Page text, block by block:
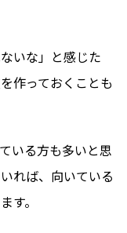
いな」と感じた
作っておくことも
いる方も多いと思
れば、向いている
す。